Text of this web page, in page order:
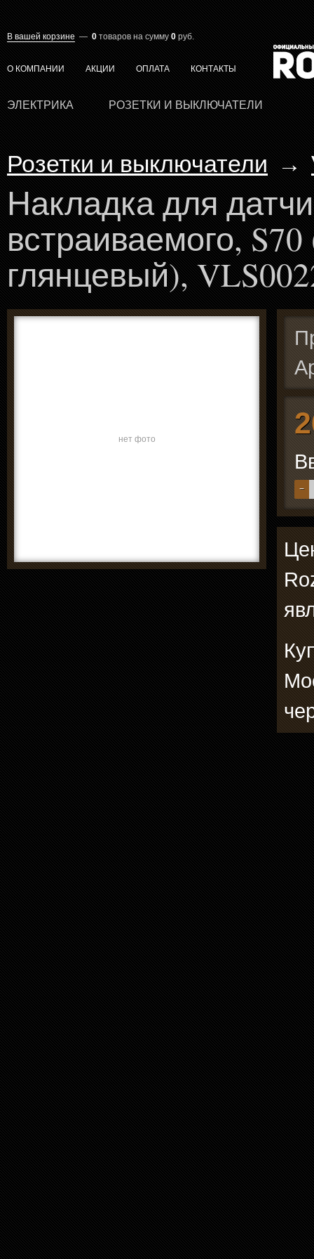
В вашей корзине — 0 товаров на сумму 0 руб.
О КОМПАНИИ АКЦИИ ОПЛАТА КОНТАКТЫ
ЭЛЕКТРИКА РОЗЕТКИ И ВЫКЛЮЧАТЕЛИ
Розетки и выключатели →
Накладка для
встраиваемого,
глянцевый),
нет фото
−